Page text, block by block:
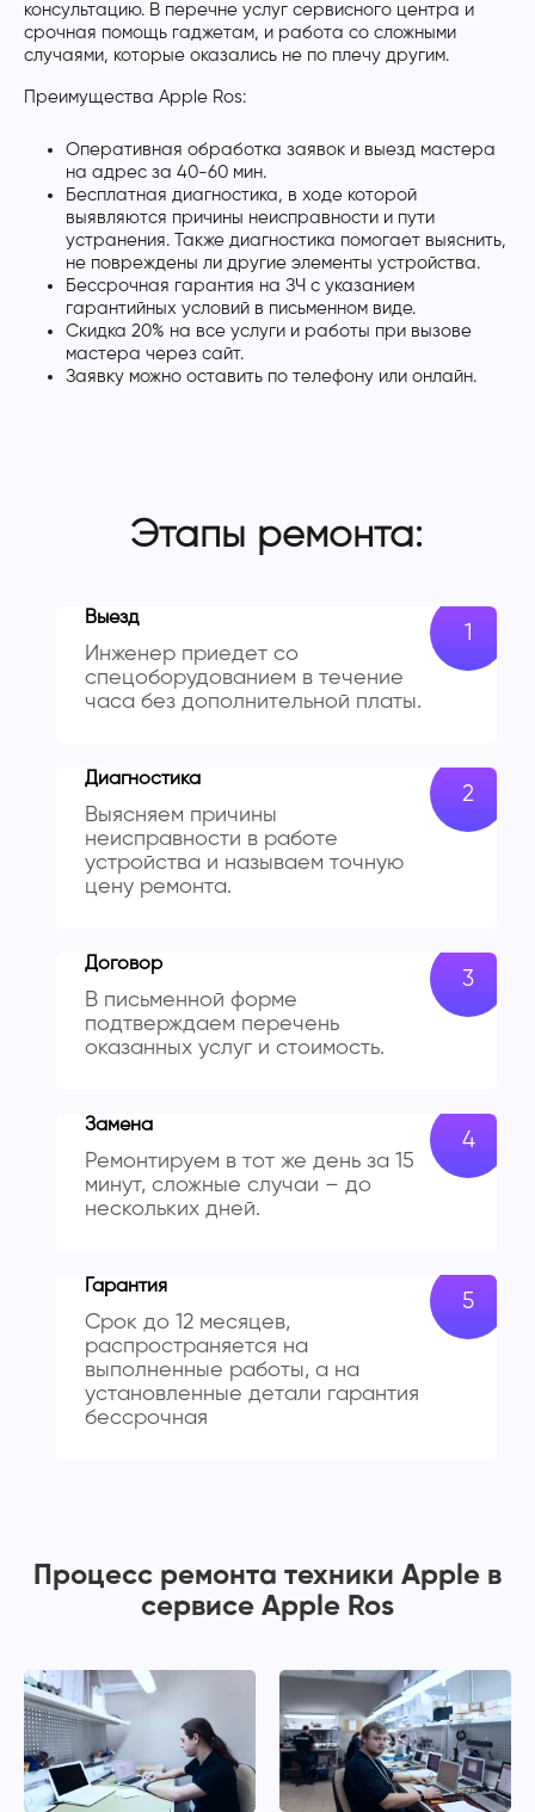
консультацию. В перечне услуг сервисного центра и
срочная помощь гаджетам, и работа со сложными
случаями, которые оказались не по плечу другим.
Преимущества Apple Ros:
Оперативная обработка заявок и выезд мастера
на адрес за 40-60 мин.
Бесплатная диагностика, в ходе которой
выявляются причины неисправности и пути
устранения. Также диагностика помогает выяснить,
не повреждены ли другие элементы устройства.
Бессрочная гарантия на ЗЧ с указанием
гарантийных условий в письменном виде.
Скидка 20% на все услуги и работы при вызове
мастера через сайт.
Заявку можно оставить по телефону или онлайн.
Этапы ремонта:
Выезд
Инженер приедет со
спецоборудованием в течение
часа без дополнительной платы.
Диагностика
Выясняем причины
неисправности в работе
устройства и называем точную
цену ремонта.
Договор
В письменной форме
подтверждаем перечень
оказанных услуг и стоимость.
Замена
Ремонтируем в тот же день за 15
минут, сложные случаи – до
нескольких дней.
Гарантия
Срок до 12 месяцев,
распространяется на
выполненные работы, а на
установленные детали гарантия
бессрочная
Процесс ремонта техники Apple в
сервисе Apple Ros